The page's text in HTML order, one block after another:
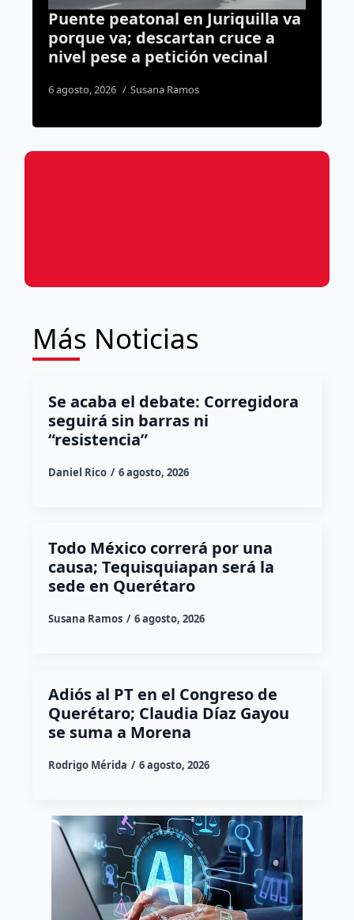
Transporte comunitario gratuito
de Querétaro supera los dos
millones de viajes
31 julio, 2026 Susana Ramos
Más Noticias
Se acaba el debate: Corregidora
seguirá sin barras ni
“resistencia”
Daniel Rico 6 agosto, 2026
Todo México correrá por una
causa; Tequisquiapan será la
sede en Querétaro
Susana Ramos 6 agosto, 2026
Adiós al PT en el Congreso de
Querétaro; Claudia Díaz Gayou
se suma a Morena
Rodrigo Mérida 6 agosto, 2026